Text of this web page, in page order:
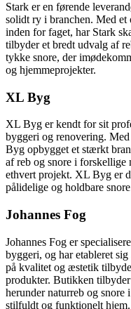
Stark er en førende
solidt ry i branchen. Med et
inden for faget, har Stark
tilbyder et bredt udvalg af
tykke snore, der
og hjemmeprojekter.
XL Byg
XL Byg er kendt for sit
byggeri og renovering.
Byg opbygget et stærkt
af reb og snore i forskellige
ethvert projekt. XL Byg er
pålidelige og holdbare
Johannes Fog
Johannes Fog er
byggeri, og har etableret
på kvalitet og æstetik
produkter. Butikken
herunder naturreb og snore
stilfuldt og funktionelt hjem.